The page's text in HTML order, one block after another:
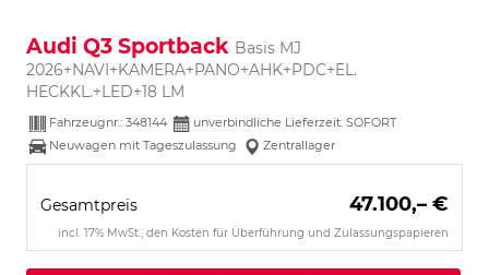
Audi Q3 Sportback Basis MJ
2026+NAVI+KAMERA+PANO+AHK+PDC+EL.
HECKKL.+LED+18 LM
Fahrzeugnr.: 348144
unverbindliche Lieferzeit: SOFORT
Neuwagen mit Tageszulassung
Zentrallager
Gesamtpreis 47.100,– €
incl. 17% MwSt., den Kosten für Überführung und Zulassungspapieren